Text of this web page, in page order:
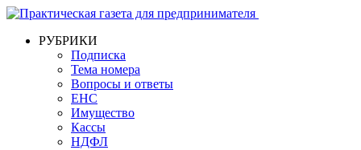
РУБРИКИ
Подписка
Тема номера
Вопросы и ответы
ЕНС
Имущество
Кассы
НДФЛ